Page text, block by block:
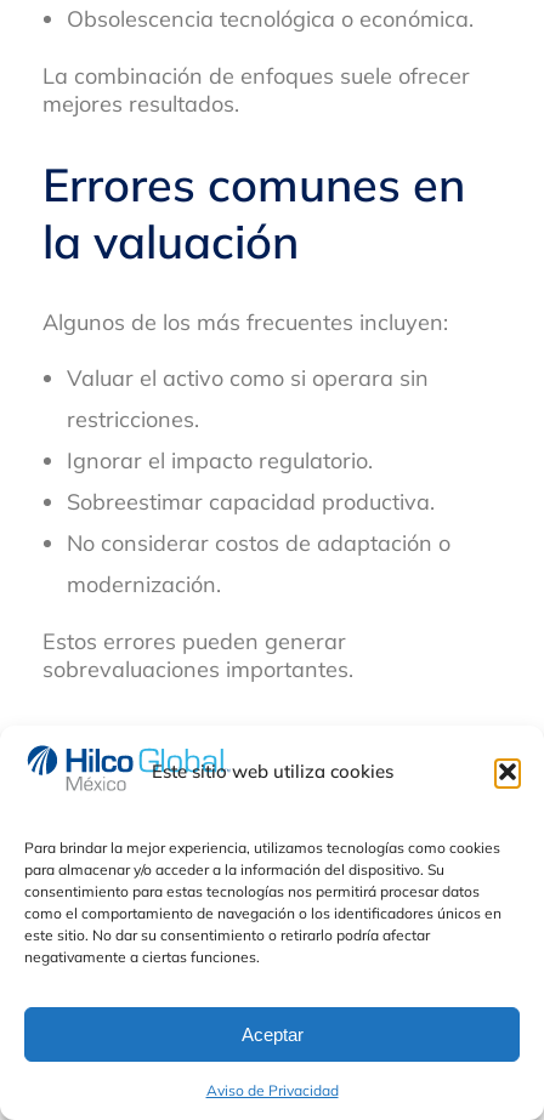
Este sitio web utiliza cookies
Para brindar la mejor experiencia, utilizamos tecnologías como cookies
para almacenar y/o acceder a la información del dispositivo. Su
consentimiento para estas tecnologías nos permitirá procesar datos
como el comportamiento de navegación o los identificadores únicos en
este sitio. No dar su consentimiento o retirarlo podría afectar
negativamente a ciertas funciones.
Aceptar
Aviso de Privacidad
Obsolescencia tecnológica o económica.
La combinación de enfoques suele ofrecer
mejores resultados.
Errores comunes en
la valuación
Algunos de los más frecuentes incluyen:
Valuar el activo como si operara sin
restricciones.
Ignorar el impacto regulatorio.
Sobreestimar capacidad productiva.
No considerar costos de adaptación o
modernización.
Estos errores pueden generar
sobrevaluaciones importantes.
Importancia del
análisis de
escenarios
En activos con límites operativos es
recomendable trabajar con distintos
Continuidad operativa.
Reestructuración.